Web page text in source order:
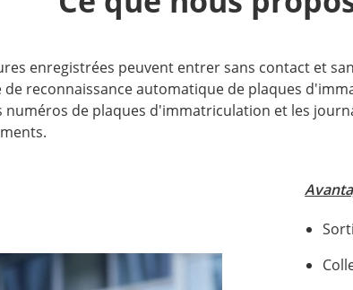
enregistrées peuvent entrer sans contact et
de reconnaissance automatique de plaques
de plaques d'immatriculation et les